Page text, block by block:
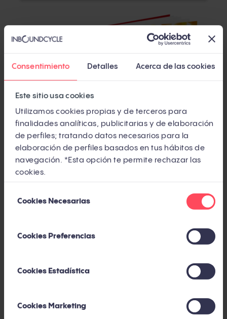
Consentimiento Detalles Acerca de las cookies
Este sitio usa cookies
Utilizamos cookies propias y de terceros para
finalidades analíticas, publicitarias y de elaboración
de perfiles; tratando datos necesarios para la
elaboración de perfiles basados en tus hábitos de
navegación. *Esta opción te permite rechazar las
cookies.
deCookies Necesarias
Cookies Preferencias
Cookies Estadística
Cookies Marketing
inbound marketing de éxito
basadas en los
sentimientos. Sus decisiones